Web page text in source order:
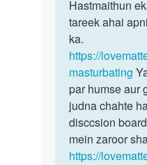
Rehan
hona…
Hastmaithun
tareek ahai
ka.
https://
masturbating
par humse aur
judna chahte
disccsion
mein zaroor
https://